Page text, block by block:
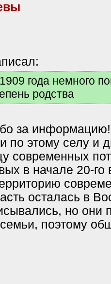
года немного
родства
за
по этому селу и
современных
в начале 20-го
осталась в
но они
поэтому